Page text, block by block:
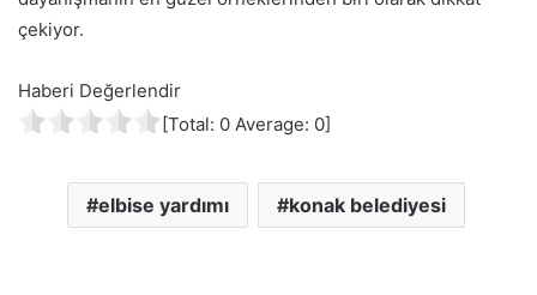
çekiyor.
Haberi Değerlendir
[Total: 0 Average: 0]
elbise yardımı konak belediyesi